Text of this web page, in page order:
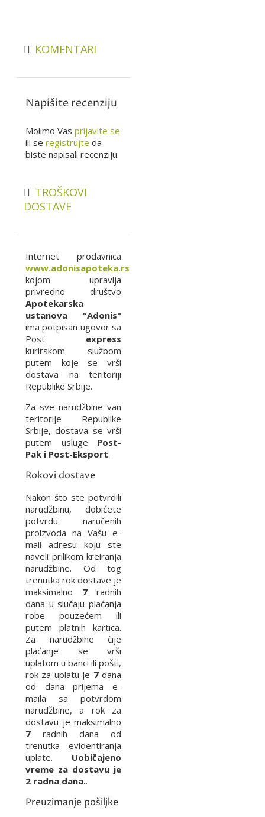
KOMENTARI
Napišite recenziju
Molimo Vas prijavite se
ili se registrujte da
biste napisali recenziju.
TROŠKOVI
DOSTAVE
Internet prodavnica
www.adonisapoteka.rs
kojom upravlja
privredno društvo
Apotekarska
ustanova “Adonis"
ima potpisan ugovor sa
Post express
kurirskom službom
putem koje se vrši
dostava na teritoriji
Republike Srbije.
Za sve narudžbine van
teritorije Republike
Srbije, dostava se vrši
putem usluge Post-
Pak i Post-Eksport.
Rokovi dostave
Nakon što ste potvrdili
narudžbinu, dobićete
potvrdu naručenih
proizvoda na Vašu e-
mail adresu koju ste
naveli prilikom kreiranja
narudžbine. Od tog
trenutka rok dostave je
maksimalno 7radnih
dana u slučaju plaćanja
robe pouzećem ili
putem platnih kartica.
Za narudžbine čije
plaćanje se vrši
uplatom u banci ili pošti,
rok za uplatu je 7dana
od dana prijema e-
maila sa potvrdom
narudžbine, a rok za
dostavu je maksimalno
7 radnih dana od
trenutka evidentiranja
uplate. Uobičajeno
vreme za dostavu je
2 radna dana..
Preuzimanje pošiljke